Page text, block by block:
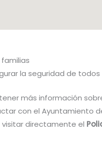
la seguridad de todos
más información
con el Ayuntamiento
directamente el